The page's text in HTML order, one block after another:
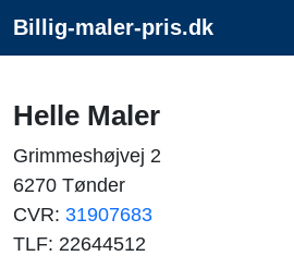
Billig-maler-pris.dk
Helle Maler
Grimmeshøjvej 2
6270 Tønder
CVR: 31907683
TLF: 22644512